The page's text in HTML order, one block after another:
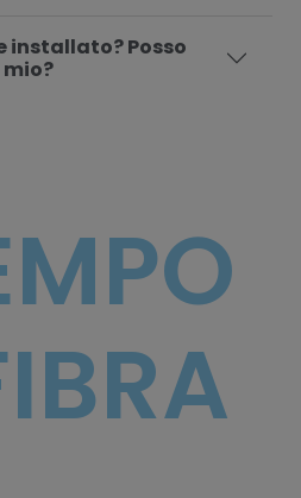
installato? Posso